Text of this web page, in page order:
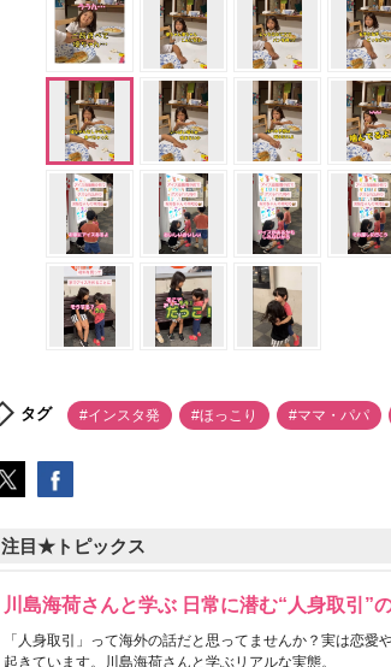
タグ #インスタ発 #ほっこり #ママ・パパ
注目★トピックス
川島海荷さんと学ぶ 日常に潜む“人身取引”
「人身取引」って海外の話だと思ってませんか？実は恋愛
起きています。川島海荷さんと学ぶリアルな実態。